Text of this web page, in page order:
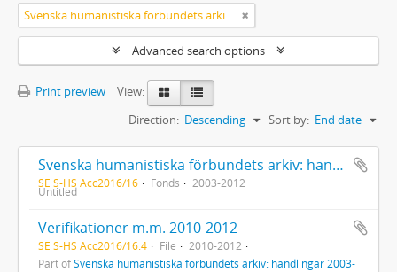
Svenska humanistiska förbundets arkiv: handlingar 2003-2012
Advanced search options
Print preview
View:
Sort by: End date
Direction: Descending
Svenska humanistiska förbundets arkiv: handlingar 2003-2012
SE S-HS Acc2016/16 Fonds 2003-2012
Untitled
Verifikationer m.m. 2010-2012
SE S-HS Acc2016/16:4 File
2010-2012
Part ofSvenska humanistiska förbundets arkiv: handlingar 2003-